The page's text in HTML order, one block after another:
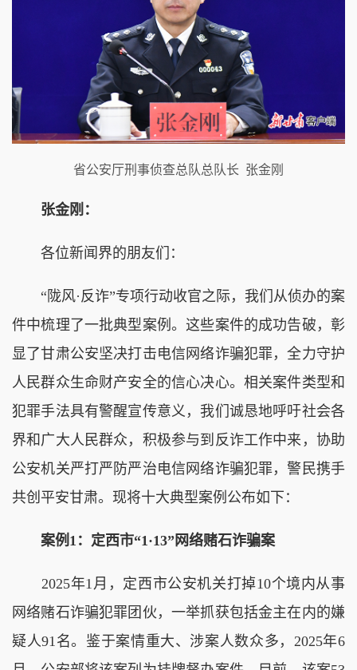
省公安厅刑事侦查总队总队长 张金刚
张金刚：
各位新闻界的朋友们：
“陇风·反诈”专项行动收官之际，我们从侦办的案
件中梳理了一批典型案例。这些案件的成功告破，彰
显了甘肃公安坚决打击电信网络诈骗犯罪，全力守护
人民群众生命财产安全的信心决心。相关案件类型和
犯罪手法具有警醒宣传意义，我们诚恳地呼吁社会各
界和广大人民群众，积极参与到反诈工作中来，协助
公安机关严打严防严治电信网络诈骗犯罪，警民携手
共创平安甘肃。现将十大典型案例公布如下：
案例1：定西市“1·13”网络赌石诈骗案
2025年1月，定西市公安机关打掉10个境内从事
网络赌石诈骗犯罪团伙，一举抓获包括金主在内的嫌
疑人91名。鉴于案情重大、涉案人数众多，2025年6